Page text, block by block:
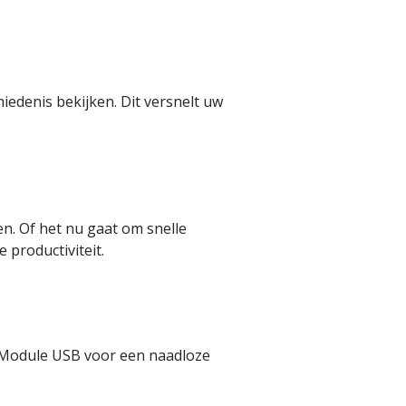
bekijken. Dit versnelt uw
Of het nu gaat om snelle
productiviteit.
USB voor een naadloze